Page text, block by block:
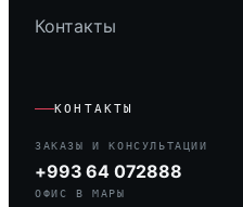
Контакты
КОНТАКТЫ
ЗАКАЗЫ И КОНСУЛЬТАЦИИ
+993 64 072888
ОФИС В МАРЫ